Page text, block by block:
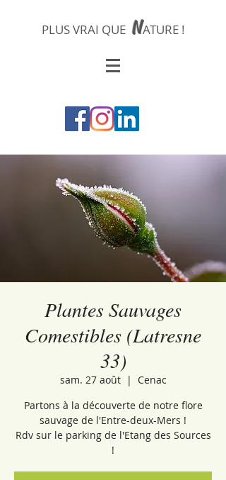
PLUS VRAI QUE NATURE !
Plantes Sauvages
Comestibles (Latresne
33)
sam. 27 août
  |
Cenac
Partons à la découverte de notre flore
sauvage de l'Entre-deux-Mers !
Rdv sur le parking de l'Etang des Sources
!